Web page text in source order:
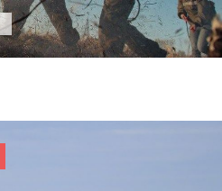
Астрахани обвиняют в